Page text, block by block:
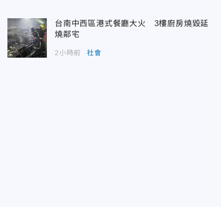
台南中西區港式餐廳大火 3樓廚房燒毀延
燒鄰宅
2小時前 社會